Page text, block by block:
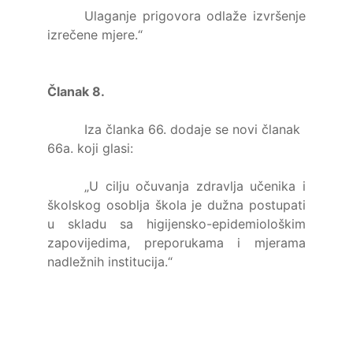
Ulaganje prigovora odlaže izvršenje
izrečene mjere.“
Članak 8.
Iza članka 66. dodaje se novi članak
66a. koji glasi:
„U cilju očuvanja zdravlja učenika i
školskog osoblja škola je dužna postupati
u skladu sa higijensko-epidemiološkim
zapovijedima, preporukama i mjerama
nadležnih institucija.“